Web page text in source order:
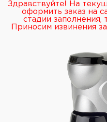
Здравствуйте! На
оформить заказ на
стадии заполнения,
Приносим извинения